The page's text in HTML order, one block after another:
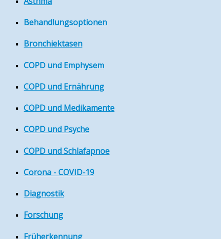
Behandlungsoptionen
Bronchiektasen
COPD und Emphysem
COPD und Ernährung
COPD und Medikamente
COPD und Psyche
COPD und Schlafapnoe
Corona - COVID-19
Diagnostik
Forschung
Früherkennung